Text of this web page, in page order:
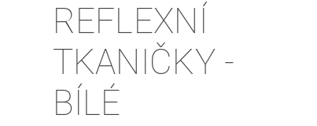
REFLEXNÍ
TKANIČKY -
BÍLÉ